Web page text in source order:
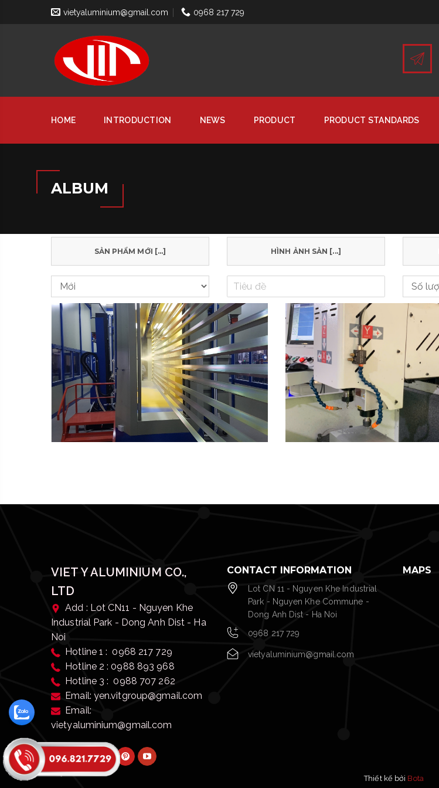
vietyaluminium@gmail.com 0968 217 729
HOME INTRODUCTION NEWS PRODUCT PRODUCT STANDARDS
ALBUM
SẢN PHẨM MỚI [...] HÌNH ẢNH SẢN [...]
Sơn Tĩnh Điện Phay CNC
VIET Y ALUMINIUM CO.,
LTD
Add : Lot CN11 - Nguyen Khe
Industrial Park - Dong Anh Dist - Ha
Noi
Hotline 1 : 0968 217 729
Hotline 2 : 0988 893 968
Hotline 3 : 0988 707 262
Email: yen.vitgroup@gmail.com
Email:
vietyaluminium@gmail.com
CONTACT INFORMATION
Lot CN 11 - Nguyen Khe Industrial
Park - Nguyen Khe Commune -
Dong Anh Dist - Ha Noi
0968 217 729
vietyaluminium@gmail.com
MAPS
Thiết kế bởi Bota